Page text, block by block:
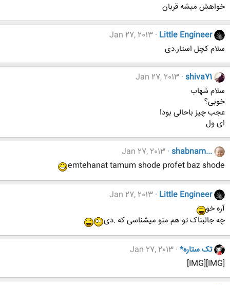
خواهش میشه قربان
Little Engineer
Jan 27, 2013
سلام کچل استار.دی
shiva71
Jan 27, 2013
سلام شهاب
خوبی؟
عجب چیز باحالی بودا
ای ول
shabnam...
Jan 27, 2013
emtehanat tamum shode profet baz shode
Little Engineer
Jan 27, 2013
آره خو
چه جالبناک تو هم منو میشناسی که .دی
تک ستاره* Jan 27, 2013
[IMG][IMG]